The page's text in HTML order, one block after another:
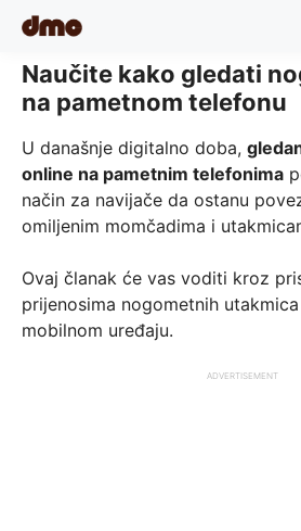
Skip
content
Naučite kako gledati
na pametnom telefonu
U današnje digitalno doba,
online na pametnim telefonima
način za navijače da ostanu
omiljenim momčadima i
Ovaj članak će vas voditi kroz
prijenosima nogometnih
mobilnom uređaju.
ADVERTISEMENT